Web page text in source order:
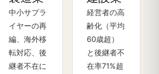
中小サプラ
イヤーの再
編、海外移
転対応、後
継者不在に
経営者の高
齢化（平均
60歳超）
と後継者不
在率71%超